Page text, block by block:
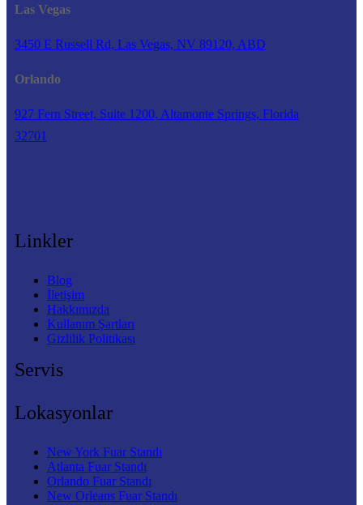
Las Vegas
3450 E Russell Rd, Las Vegas, NV 89120, ABD
Orlando
927 Fern Street, Suite 1200, Altamonte Springs, Florida
32701
Linkler
Blog
İletişim
Hakkımızda
Kullanım Şartları
Gizlilik Politikası
Servis
Lokasyonlar
New York Fuar Standı
Atlanta Fuar Standı
Orlando Fuar Standı
New Orleans Fuar Standı